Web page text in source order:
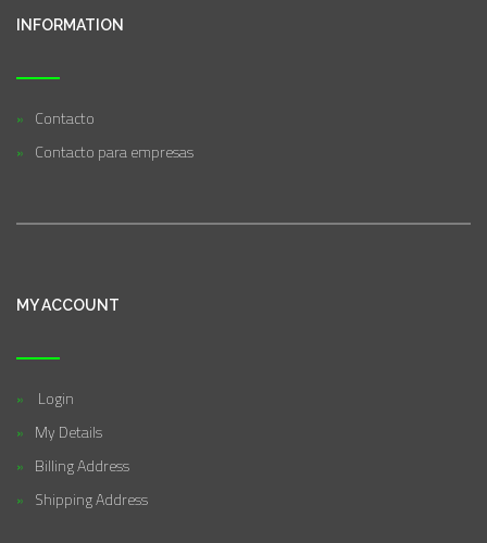
INFORMATION
Contacto
Contacto para empresas
MY ACCOUNT
Login
My Details
Billing Address
Shipping Address